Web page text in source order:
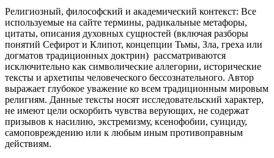
Религиозный, философский и академический контекст: Все
используемые на сайте термины, радикальные метафоры,
цитаты, описания духовных сущностей (включая разборы
понятий Сефирот и Клипот, концепции Тьмы, Зла, греха или
догматов традиционных доктрин) рассматриваются
исключительно как символические аллегории, исторические
тексты и архетипы человеческого бессознательного. Автор
выражает глубокое уважение ко всем традиционным мировым
религиям. Данные тексты носят исследовательский характер,
не имеют цели оскорбить чувства верующих, не содержат
призывов к насилию, экстремизму, ксенофобии, суициду,
самоповреждению или к любым иным противоправным
действиям.